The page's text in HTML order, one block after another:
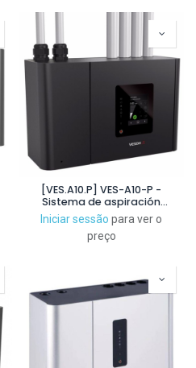
[VES.A10.P] VES-A10-P -
Sistema de aspiración
VESDA-E VES 4 canales 4
tubos con Display 3,5"
Iniciar sessão para ver o
preço